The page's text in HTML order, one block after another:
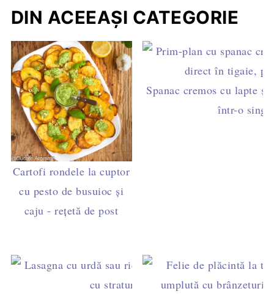
DIN ACEEAȘI CATEGORIE
Cartofi rondele la cuptor
cu pesto de busuioc și
caju - rețetă de post
Spanac cremos cu lapte
într-o